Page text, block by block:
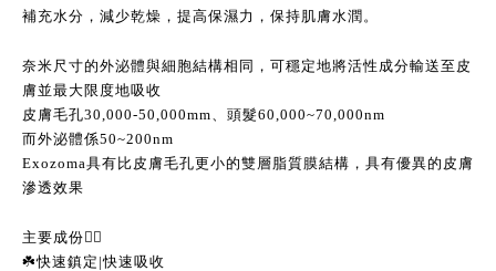
補充水分，減少乾燥，提高保濕力，保持肌膚水潤。
奈米尺寸的外泌體與細胞結構相同，可穩定地將活性成分輸送至皮
膚並最大限度地吸收
皮膚毛孔30,000-50,000mm、頭髮60,000~70,000nm
而外泌體係50~200nm
Exozoma具有比皮膚毛孔更小的雙層脂質膜結構，具有優異的皮膚
滲透效果
主要成份👇🏻
☘️快速鎮定|快速吸收